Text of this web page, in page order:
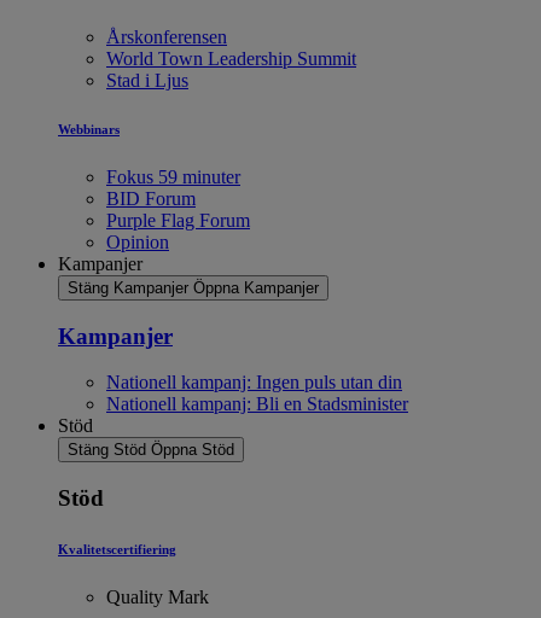
Årskonferensen
World Town Leadership Summit
Stad i Ljus
Webbinars
Fokus 59 minuter
BID Forum
Purple Flag Forum
Opinion
Kampanjer
Stäng Kampanjer Öppna Kampanjer
Kampanjer
Nationell kampanj: Ingen puls utan din
Nationell kampanj: Bli en Stadsminister
Stöd
Stäng Stöd Öppna Stöd
Stöd
Kvalitetscertifiering
Quality Mark